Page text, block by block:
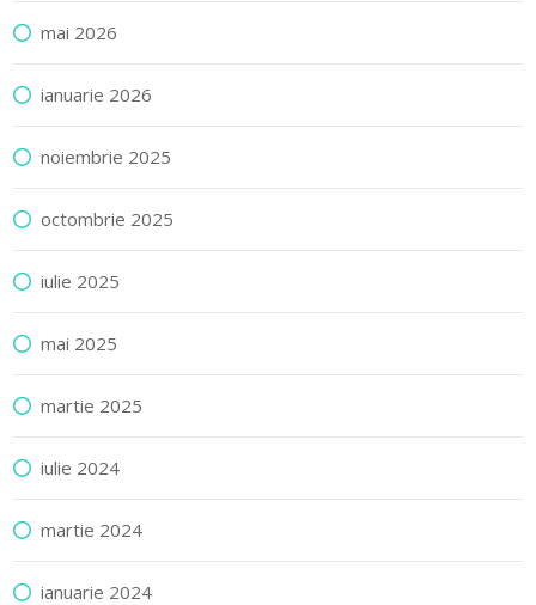
mai 2026
ianuarie 2026
noiembrie 2025
octombrie 2025
iulie 2025
mai 2025
martie 2025
iulie 2024
martie 2024
ianuarie 2024